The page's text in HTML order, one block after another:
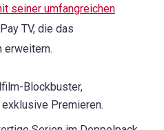
seiner umfangreichen
TV, die das
erweitern.
Blockbuster,
Premieren.